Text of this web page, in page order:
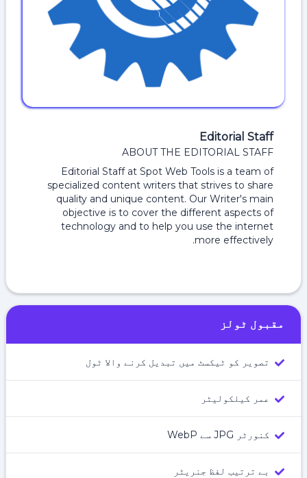
Editorial Staff
ABOUT THE EDITORIAL STAFF
Editorial Staff at Spot Web Tools is a team of
specialized content writers that strives to share
quality and unique content. Our Writer's main
objective is to cover the different aspects of
technology and to help you use the internet
more effectively.
مقبول ٹولز
تصویر کو ٹیکسٹ میں تبدیل کرنے والا ٹول
عمر کیلکولیٹر
کنورٹر JPG سے WebP
بے ترتیب لفظ جنریٹر